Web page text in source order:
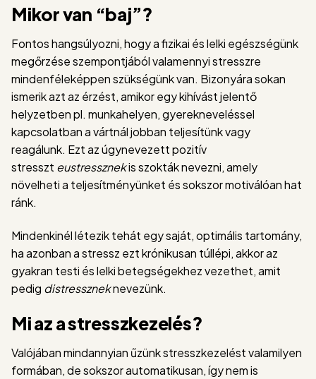
Mikor van “baj”?
Fontos hangsúlyozni, hogy a fizikai és lelki egészségünk
megőrzése szempontjából valamennyi stresszre
mindenféleképpen szükségünk van. Bizonyára sokan
ismerik azt az érzést, amikor egy kihívást jelentő
helyzetben pl. munkahelyen, gyerekneveléssel
kapcsolatban a vártnál jobban teljesítünk vagy
reagálunk. Ezt az úgynevezett pozitív
stresszt eustressznekis szokták nevezni, amely
növelheti a teljesítményünket és sokszor motiválóan hat
ránk.
Mindenkinél létezik tehát egy saját, optimális tartomány,
ha azonban a stressz ezt krónikusan túllépi, akkor az
gyakran testi és lelki betegségekhez vezethet, amit
pedig distresszneknevezünk.
Mi az a stresszkezelés?
Valójában mindannyian űzünk stresszkezelést valamilyen
formában, de sokszor automatikusan, így nem is